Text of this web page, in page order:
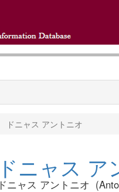
ドニャス アントニオ
ドニャス ア
ドニャス アントニオ